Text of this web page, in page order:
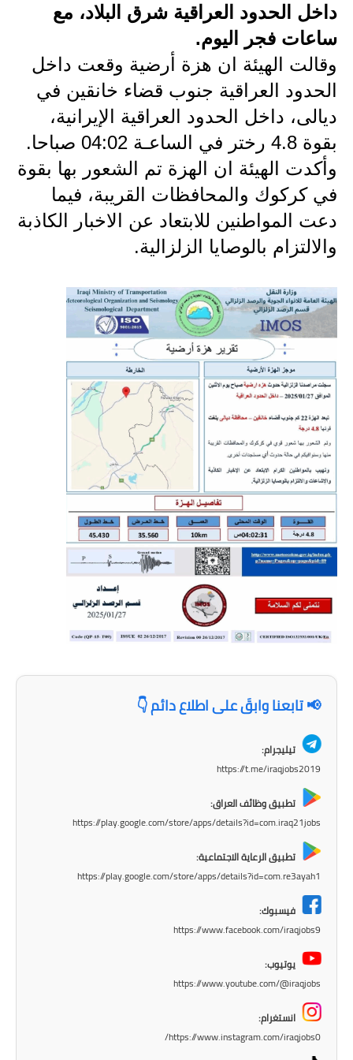
الاخبار الاقتصادية
الاخبار الرياضية
المدارس
اخبار وقرارات وزارة التربية
نتائج الامتحانات
المرحلة الابتدائية
المرحلة المتوسطة
اسئلة وزارية
المرحلة الابتدائية
المرحلة المتوسطة
المرحلة الاعدادية
مرشحات
المرحلة الابتدائية
المرحلة المتوسطة
المرحلة الاعدادية
كتب مدرسية
المرحلة الابتدائية
المرحلة المتوسطة
المرحلة الاعدادية
المرحلة المتوسطة
داخل الحدود العراقية شرق البلاد، مع
ساعات فجر اليوم.
وقالت الهيئة ان هزة أرضية وقعت داخل
الحدود العراقية جنوب قضاء خانقين في
ديالى، داخل الحدود العراقية الإيرانية،
بقوة 4.8 رختر في الساعـة 04:02 صباحا.
وأكدت الهيئة ان الهزة تم الشعور بها بقوة
في كركوك والمحافظات القريبة، فيما
دعت المواطنين للابتعاد عن الاخبار الكاذبة
والالتزام بالوصايا الزلزالية.
📢 تابعنا وابقَ على اطلاع دائم 👇
تيليجرام:
https://t.me/iraqjobs2019
تطبيق وظائف العراق:
https://play.google.com/store/apps/details?id=com.iraq21jobs
تطبيق الرعاية الاجتماعية:
https://play.google.com/store/apps/details?id=com.re3ayah1
فيسبوك:
https://www.facebook.com/iraqjobs9
يوتيوب:
https://www.youtube.com/@iraqjobs
انستغرام:
https://www.instagram.com/iraqjobs0/